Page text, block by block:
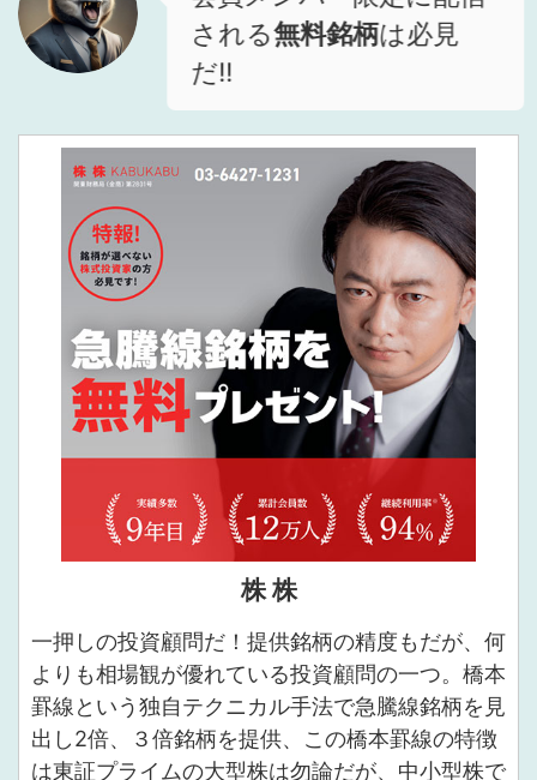
される無料銘柄は必見
だ!!
株 株
一押しの投資顧問だ！提供銘柄の精度もだが、何
よりも相場観が優れている投資顧問の一つ。橋本
罫線という独自テクニカル手法で急騰線銘柄を見
出し2倍、３倍銘柄を提供、この橋本罫線の特徴
は東証プライムの大型株は勿論だが、中小型株で